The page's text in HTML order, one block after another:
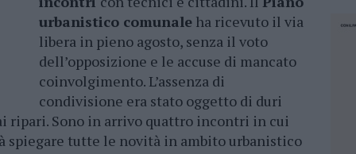
urbanistico comunale ha ricevuto il via
libera in pieno agosto, senza il voto
dell’opposizione e le accuse di mancato
coinvolgimento. L’assenza di
condivisione era stato oggetto di duri
ripari. Sono in arrivo quattro incontri in cui
spiegare tutte le novità in ambito urbanistico